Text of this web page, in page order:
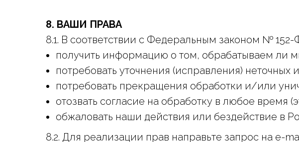
8. ВАШИ ПРАВА
8.1. В соответствии с Федеральным законом №
получить информацию о том, обрабатываем ли
потребовать уточнения (исправления) неточных
потребовать прекращения обработки и/или
отозвать согласие на обработку в любое время
обжаловать наши действия или бездействие в
8.2. Для реализации прав направьте запрос на e-